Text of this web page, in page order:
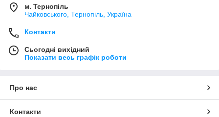
м. Тернопіль
Чайковського, Тернопіль, Україна
Контакти
Сьогодні вихідний
Показати весь графік роботи
Про нас
Контакти